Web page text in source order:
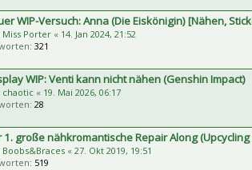
WIP-Versuch: Anna (Die Eiskönigin) [Nähen,
Miss Porter « 14. Jan 2024, 21:52
321
WIP: Venti kann nicht nähen (Genshin Impact)
chaotic « 19. Mai 2026, 06:17
28
1. große nähkromantische Repair Along (Upcycling
Boobs&Braces « 27. Okt 2019, 19:51
519